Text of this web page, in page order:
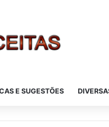
E SUGESTÕES